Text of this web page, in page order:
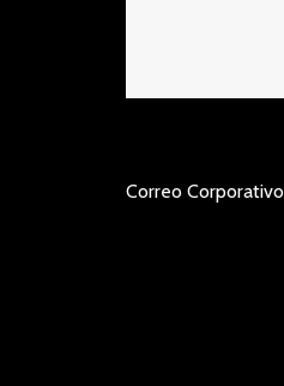
Correo Corporativo